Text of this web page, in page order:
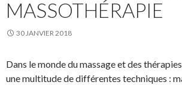
MASSOTHÉRAPIE
30 JANVIER 2018
Dans le monde du massage et des
une multitude de différentes techniques :